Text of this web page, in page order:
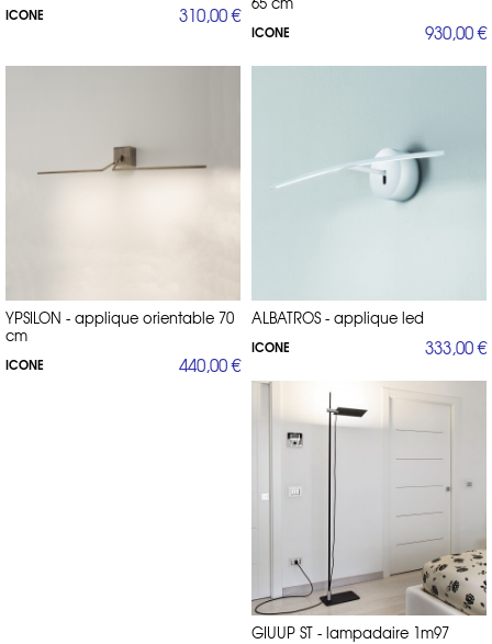
ICONE 310,00 €
ICONE 930,00 €
YPSILON - applique orientable 70
cm
ICONE 440,00 €
ALBATROS - applique led
ICONE 333,00 €
GIUUP ST - lampadaire 1m97